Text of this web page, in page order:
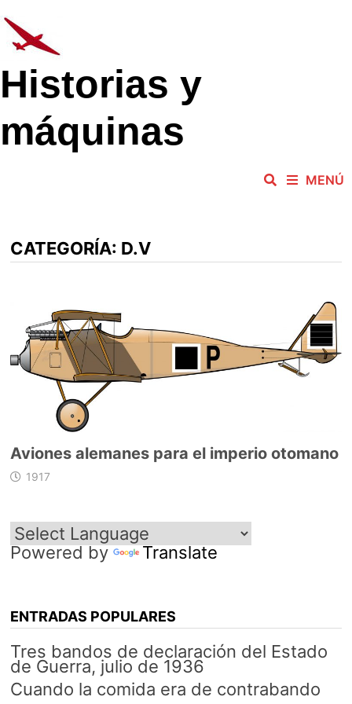
al
contenido
Historias y
máquinas
MENÚ
CATEGORÍA: D.V
Aviones alemanes para el imperio otomano
1917
Powered by Translate
ENTRADAS POPULARES
Tres bandos de declaración del Estado
de Guerra, julio de 1936
Cuando la comida era de contrabando